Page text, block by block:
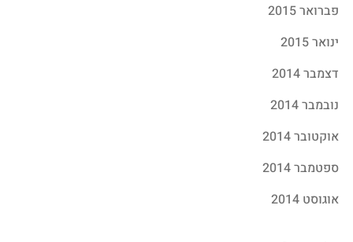
פברואר 2015
ינואר 2015
דצמבר 2014
נובמבר 2014
אוקטובר 2014
ספטמבר 2014
אוגוסט 2014